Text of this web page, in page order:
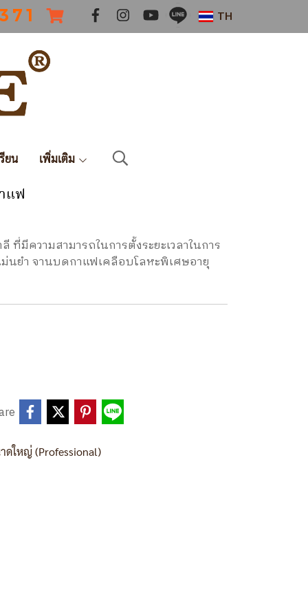
7 1 TH
ยน เพิ่มเติม
แฟ
มีความสามารถในการตั้งระยะเวลาในการ
นยำ จานบดกาแฟเคลือบโลหะพิเศษอายุ
ดใหญ่ (Professional)